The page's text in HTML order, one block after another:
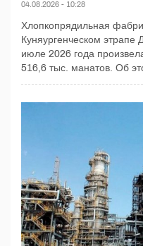
04.08.2026 - 10:28
Хлопкопрядильная
Куняургенческом этрапе
июле 2026 года
516,6 тыс. манатов. Об